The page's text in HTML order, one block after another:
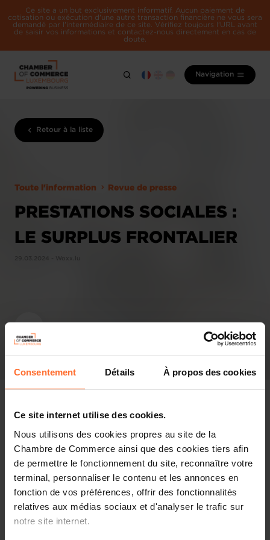
Consentement Détails À propos des cookies
Ce site internet utilise des cookies.
Nous utilisons des cookies propres au site de la
Chambre de Commerce ainsi que des cookies tiers afin
de permettre le fonctionnement du site, reconnaître votre
terminal, personnaliser le contenu et les annonces en
fonction de vos préférences, offrir des fonctionnalités
relatives aux médias sociaux et d'analyser le trafic sur
notre site internet.
Ce site a un but exclusivement informatif. Aucun paiement de
cotisation ou exécution d'une autre transaction financière ne vous sera
demandé par l'intermédiaire de ce site. Vérifiez toujours l'URL avant
de saisir vos informations et contactez-nous directement en cas de
doute.
Navigation
Retour à la liste
Toute l'information Revue de presse
PRESTATIONS SOCIALES :
LE SURPLUS FRONTALIER
Revue de presse
Partager cet article
En 2022, 3,5 milliards d’euros de prestations sociales